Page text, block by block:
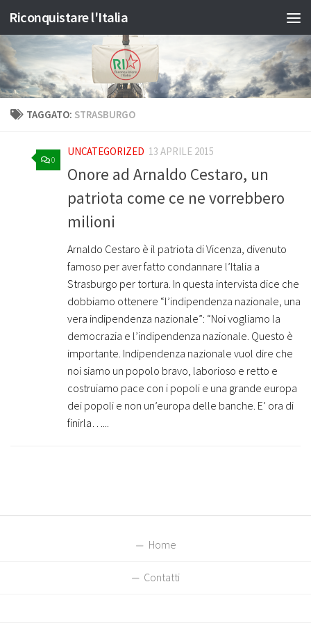
Salta al contenuto
Riconquistare l'Italia
TAGGATO: STRASBURGO
0
UNCATEGORIZED 13 APRILE 2015
Onore ad Arnaldo Cestaro, un
patriota come ce ne vorrebbero
milioni
Arnaldo Cestaro è il patriota di Vicenza, divenuto
famoso per aver fatto condannare l’Italia a
Strasburgo per tortura. In questa intervista dice che
dobbiamo ottenere “l’indipendenza nazionale, una
vera indipendenza nazionale”: “Noi vogliamo la
democrazia e l’indipendenza nazionale. Questo è
importante. Indipendenza nazionale vuol dire che
noi siamo un popolo bravo, laborioso e retto e
costruiamo pace con i popoli e una grande europa
dei popoli e non un’europa delle banche. E’ ora di
finirla…...
Home
Contatti